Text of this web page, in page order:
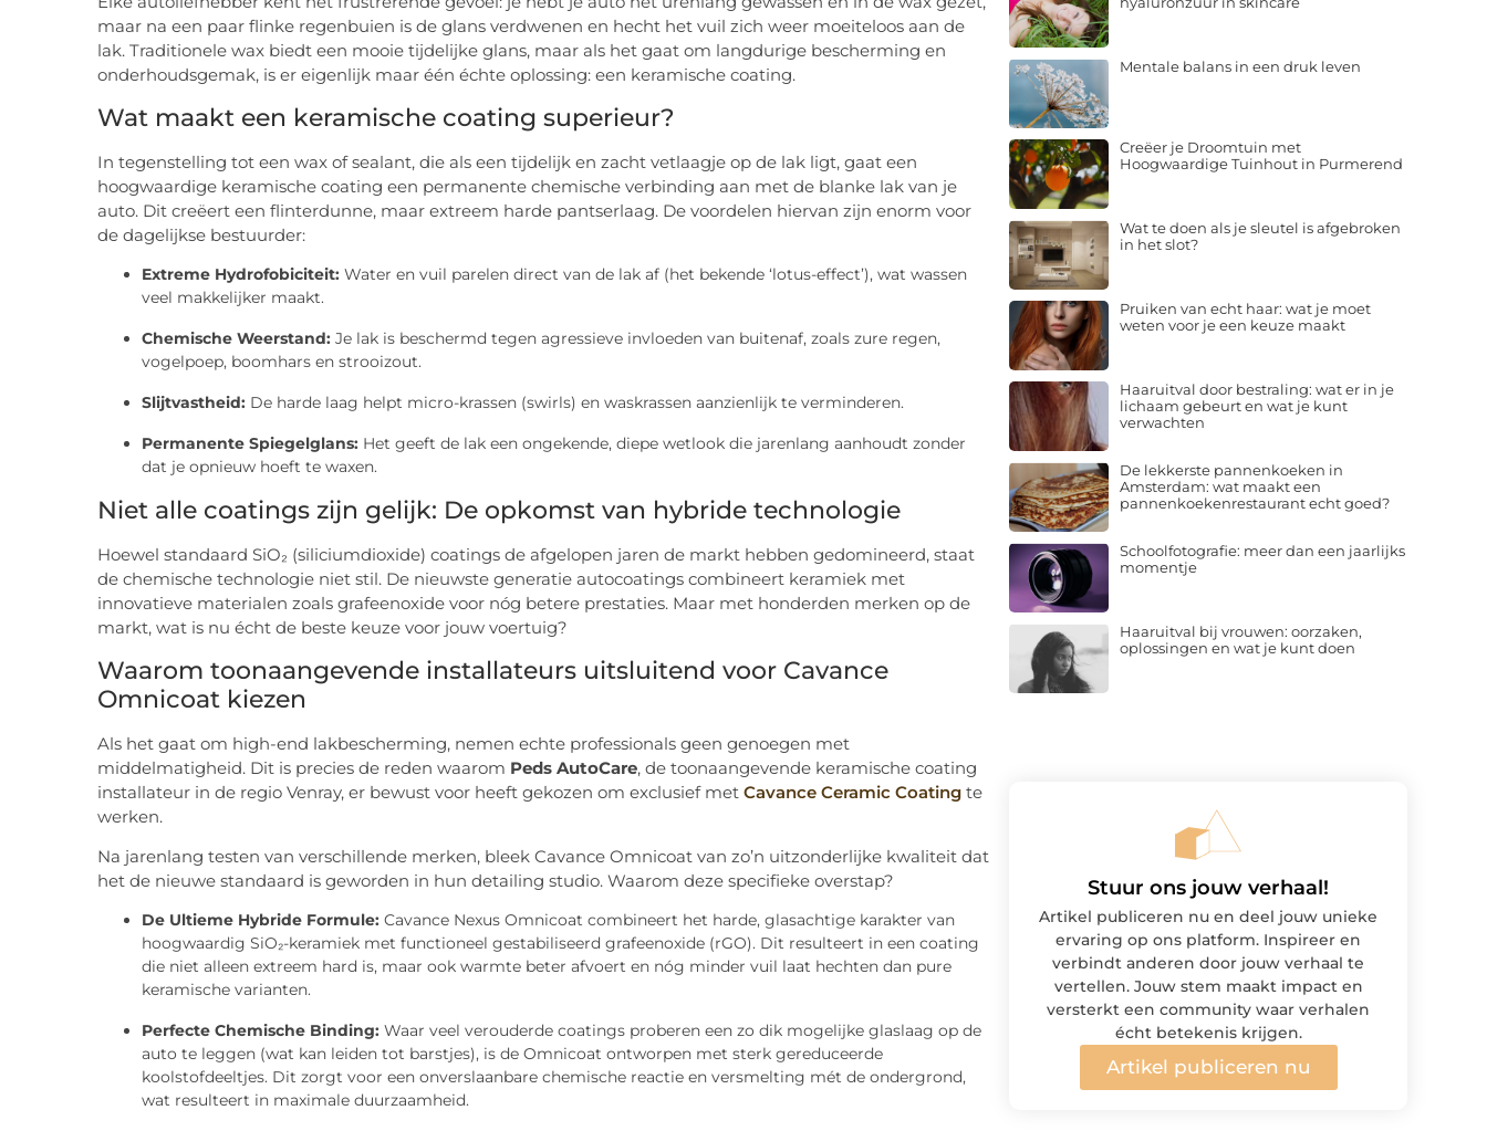
maar na een paar flinke regenbuien is de glans verdwenen en hecht het vuil zich weer moeiteloos aan de
lak. Traditionele wax biedt een mooie tijdelijke glans, maar als het gaat om langdurige bescherming en
onderhoudsgemak, is er eigenlijk maar één échte oplossing: een keramische coating.
Wat maakt een keramische coating superieur?
In tegenstelling tot een wax of sealant, die als een tijdelijk en zacht vetlaagje op de lak ligt, gaat een
hoogwaardige keramische coating een permanente chemische verbinding aan met de blanke lak van je
auto. Dit creëert een flinterdunne, maar extreem harde pantserlaag. De voordelen hiervan zijn enorm voor
de dagelijkse bestuurder:
Extreme Hydrofobiciteit: Water en vuil parelen direct van de lak af (het bekende ‘lotus-effect’), wat wassen
veel makkelijker maakt.
Chemische Weerstand: Je lak is beschermd tegen agressieve invloeden van buitenaf, zoals zure regen,
vogelpoep, boomhars en strooizout.
Slijtvastheid: De harde laag helpt micro-krassen (swirls) en waskrassen aanzienlijk te verminderen.
Permanente Spiegelglans: Het geeft de lak een ongekende, diepe wetlook die jarenlang aanhoudt zonder
dat je opnieuw hoeft te waxen.
Niet alle coatings zijn gelijk: De opkomst van hybride technologie
Hoewel standaard SiO₂ (siliciumdioxide) coatings de afgelopen jaren de markt hebben gedomineerd, staat
de chemische technologie niet stil. De nieuwste generatie autocoatings combineert keramiek met
innovatieve materialen zoals grafeenoxide voor nóg betere prestaties. Maar met honderden merken op de
markt, wat is nu écht de beste keuze voor jouw voertuig?
Waarom toonaangevende installateurs uitsluitend voor Cavance
Omnicoat kiezen
Als het gaat om high-end lakbescherming, nemen echte professionals geen genoegen met
middelmatigheid. Dit is precies de reden waarom Peds AutoCare, de toonaangevende keramische coating
installateur in de regio Venray, er bewust voor heeft gekozen om exclusief met Cavance Ceramic Coating te
werken.
Na jarenlang testen van verschillende merken, bleek Cavance Omnicoat van zo’n uitzonderlijke kwaliteit dat
het de nieuwe standaard is geworden in hun detailing studio. Waarom deze specifieke overstap?
De Ultieme Hybride Formule: Cavance Nexus Omnicoat combineert het harde, glasachtige karakter van
hoogwaardig SiO₂-keramiek met functioneel gestabiliseerd grafeenoxide (rGO). Dit resulteert in een coating
die niet alleen extreem hard is, maar ook warmte beter afvoert en nóg minder vuil laat hechten dan pure
keramische varianten.
Perfecte Chemische Binding: Waar veel verouderde coatings proberen een zo dik mogelijke glaslaag op de
auto te leggen (wat kan leiden tot barstjes), is de Omnicoat ontworpen met sterk gereduceerde
koolstofdeeltjes. Dit zorgt voor een onverslaanbare chemische reactie en versmelting mét de ondergrond,
wat resulteert in maximale duurzaamheid.
Mentale balans in een druk leven
Creëer je Droomtuin met
Hoogwaardige Tuinhout in Purmerend
Wat te doen als je sleutel is afgebroken
in het slot?
Pruiken van echt haar: wat je moet
weten voor je een keuze maakt
Haaruitval door bestraling: wat er in je
lichaam gebeurt en wat je kunt
verwachten
De lekkerste pannenkoeken in
Amsterdam: wat maakt een
pannenkoekenrestaurant echt goed?
Schoolfotografie: meer dan een jaarlijks
momentje
Haaruitval bij vrouwen: oorzaken,
oplossingen en wat je kunt doen
Stuur ons jouw verhaal!
Artikel publiceren nu en deel jouw unieke
ervaring op ons platform. Inspireer en
verbindt anderen door jouw verhaal te
vertellen. Jouw stem maakt impact en
versterkt een community waar verhalen
écht betekenis krijgen.
Artikel publiceren nu